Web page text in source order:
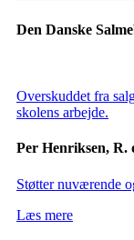
Den Danske
Overskuddet fra
skolens arbejde.
Per Henriksen, R.
Støtter nuværende
Læs mere